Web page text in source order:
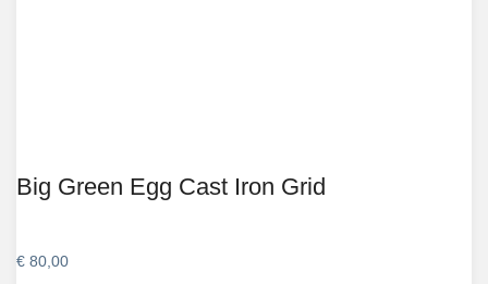
Big Green Egg Cast Iron Grid
€ 80,00